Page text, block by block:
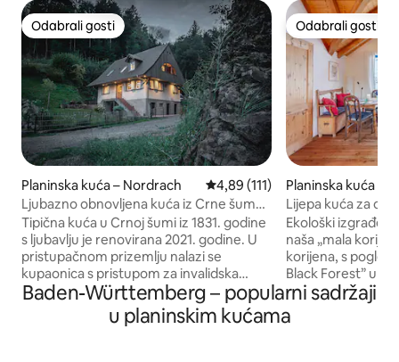
Odabrali gosti
Odabrali gosti
Planinska kuća – Nordrach Prosječna ocjena: 4,89/5,
4,89 (111)
Ljubazno obnovljena kuća iz Crne šume
iz 1831.
Tipična kuća u Crnoj šumi iz 1831. godine
s ljubavlju je renovirana 2021. godine. U
pristupačnom prizemlju nalazi se
kupaonica s pristupom za invalidska
kolica. Veliki dnevni
boravak/kuhanje/blagovaonica sa svojim
glinom ožbukanim zidovima i čvrstim
Odabrali gosti
Odabrali gosti
Planinska kuća –
Lijepa kuća za
Ekološki
naša „mala
korijena, s
Black Forest” u
gostima pruža
regija omogućuju
naših korijena -
Baden-Württemberg – popularni sadržaji
u planinskim kućama